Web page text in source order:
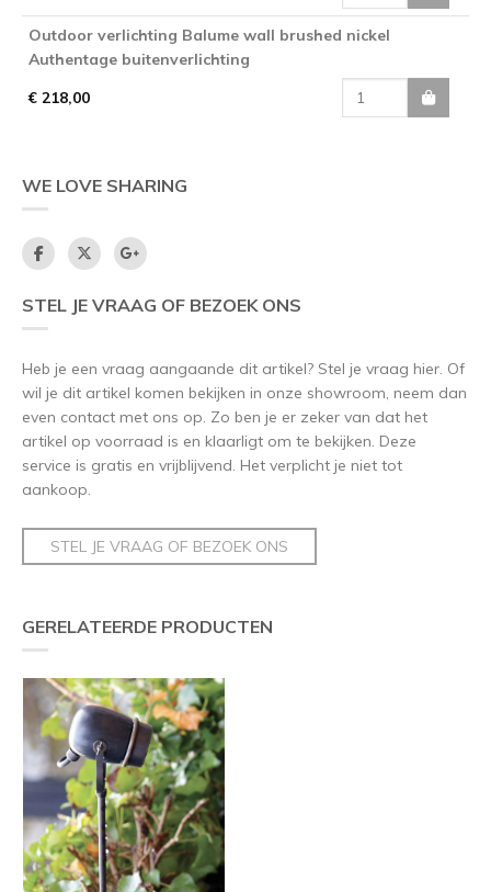
Outdoor verlichting Balume wall brushed nickel
Authentage buitenverlichting
€ 218,00
WE LOVE SHARING
STEL JE VRAAG OF BEZOEK ONS
Heb je een vraag aangaande dit artikel? Stel je vraag hier. Of
wil je dit artikel komen bekijken in onze showroom, neem dan
even contact met ons op. Zo ben je er zeker van dat het
artikel op voorraad is en klaarligt om te bekijken. Deze
service is gratis en vrijblijvend. Het verplicht je niet tot
aankoop.
STEL JE VRAAG OF BEZOEK ONS
GERELATEERDE PRODUCTEN